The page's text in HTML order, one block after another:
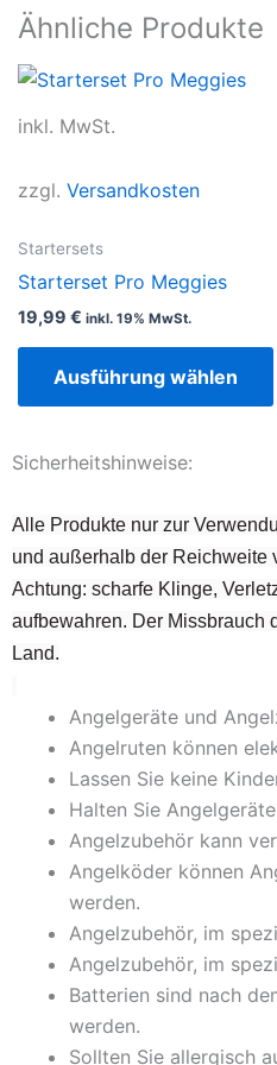
Ähnliche Produkte
inkl. MwSt.
zzgl. Versandkosten
Startersets
Starterset Pro Meggies
19,99 € inkl. 19% MwSt.
Ausführung wählen
Sicherheitshinweise:
Alle Produkte nur zur
und außerhalb der Reichweite
Achtung: scharfe Klinge,
aufbewahren. Der Missbrauch
Land.
Angelgeräte und
Angelruten können
Lassen Sie keine
Halten Sie
Angelzubehör kann
Angelköder können
werden.
Angelzubehör, im
Angelzubehör, im
Batterien sind nach
werden.
Sollten Sie allergisch